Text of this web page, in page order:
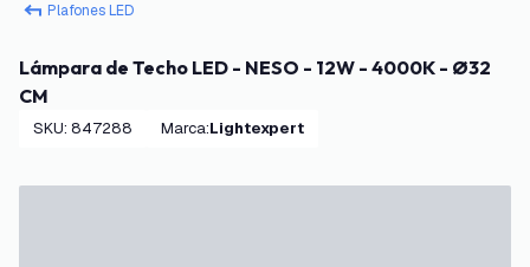
Plafones LED
Lámpara de Techo LED - NESO - 12W - 4000K - Ø32
CM
SKU: 847288 Marca: Lightexpert